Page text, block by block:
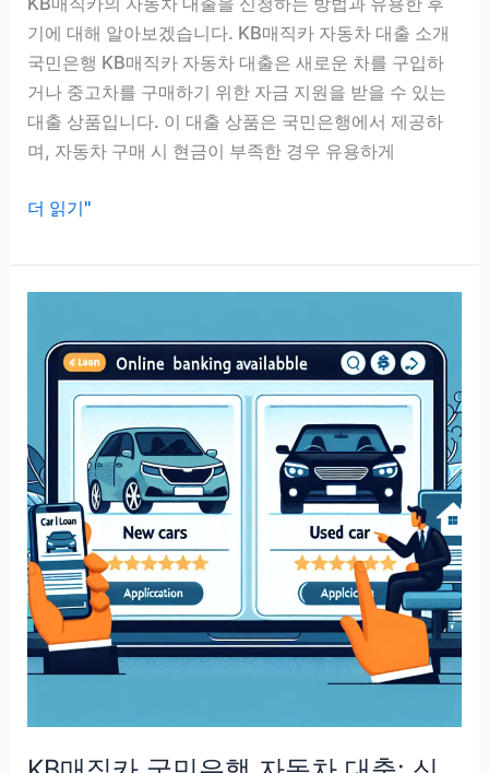
기에 대해 알아보겠습니다. KB매직카 자동차 대출 소개
국민은행 KB매직카 자동차 대출은 새로운 차를 구입하
거나 중고차를 구매하기 위한 자금 지원을 받을 수 있는
대출 상품입니다. 이 대출 상품은 국민은행에서 제공하
며, 자동차 구매 시 현금이 부족한 경우 유용하게
국
은
행
자
동
차
대
출:
신
차
중
고
청
더 읽기"